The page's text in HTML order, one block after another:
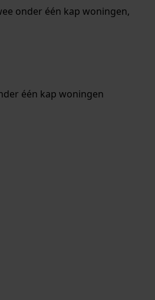
onder één kap woningen,
één kap woningen